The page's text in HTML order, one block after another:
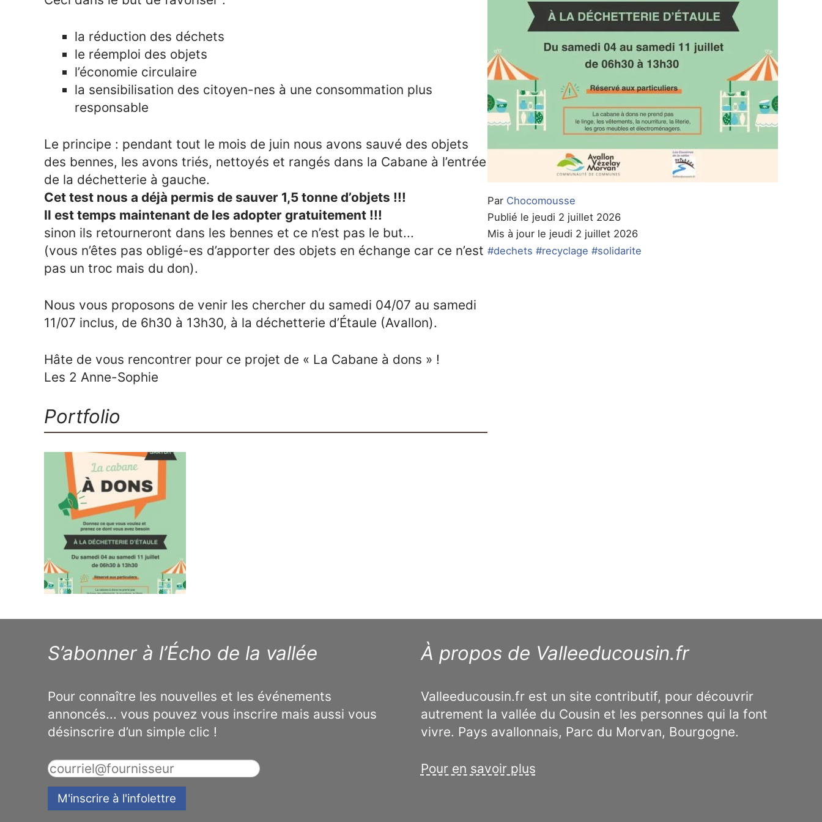
la réduction des déchets
le réemploi des objets
l’économie circulaire
la sensibilisation des citoyen-nes à une consommation plus
responsable
Le principe : pendant tout le mois de juin nous avons sauvé des objets
des bennes, les avons triés, nettoyés et rangés dans la Cabane à l’entrée
de la déchetterie à gauche.
Cet test nous a déjà permis de sauver 1,5 tonne d’objets !!!
Il est temps maintenant de les adopter gratuitement !!!
sinon ils retourneront dans les bennes et ce n’est pas le but...
(vous n’êtes pas obligé-es d’apporter des objets en échange car ce n’est
pas un troc mais du don).
Nous vous proposons de venir les chercher du samedi 04/07 au samedi
11/07 inclus, de 6h30 à 13h30, à la déchetterie d’Étaule (Avallon).
Hâte de vous rencontrer pour ce projet de « La Cabane à dons » !
Les 2 Anne-Sophie
Portfolio
Par Chocomousse
Publié le jeudi 2 juillet 2026
Mis à jour le jeudi 2 juillet 2026
#dechets #recyclage #solidarite
S’abonner à l’Écho de la vallée
Pour connaître les nouvelles et les événements
annoncés... vous pouvez vous inscrire mais aussi vous
désinscrire d’un simple clic !
À propos de Valleeducousin.fr
Valleeducousin.fr est un site contributif, pour découvrir
autrement la vallée du Cousin et les personnes qui la font
vivre. Pays avallonnais, Parc du Morvan, Bourgogne.
Pour en savoir plus